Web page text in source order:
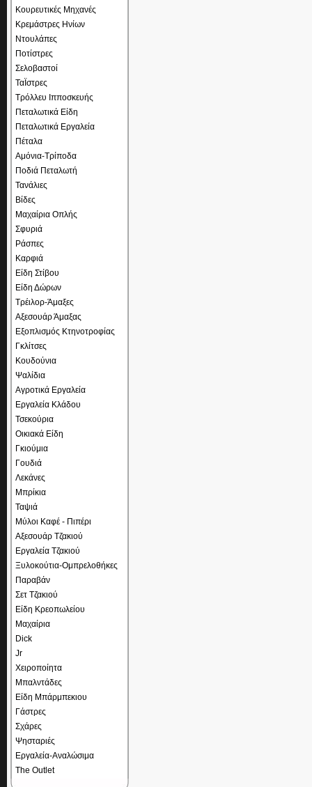
Κουρευτικές Μηχανές
Κρεμάστρες Ηνίων
Ντουλάπες
Ποτίστρες
Σελοβαστοί
ΤαΪστρες
Τρόλλευ Ιπποσκευής
Πεταλωτικά Είδη
Πεταλωτικά Εργαλεία
Πέταλα
Αμόνια-Τρίποδα
Ποδιά Πεταλωτή
Τανάλιες
Βίδες
Μαχαίρια Οπλής
Σφυριά
Ράσπες
Καρφιά
Είδη Στίβου
Είδη Δώρων
Τρέιλορ-Άμαξες
Αξεσουάρ Άμαξας
Εξοπλισμός Κτηνοτροφίας
Γκλίτσες
Κουδούνια
Ψαλίδια
Αγροτικά Εργαλεία
Εργαλεία Κλάδου
Τσεκούρια
Οικιακά Είδη
Γκιούμια
Γουδιά
Λεκάνες
Μπρίκια
Ταψιά
Μύλοι Καφέ - Πιπέρι
Αξεσουάρ Τζακιού
Εργαλεία Τζακιού
Ξυλοκούτια-Ομπρελοθήκες
Παραβάν
Σετ Τζακιού
Είδη Κρεοπωλείου
Μαχαίρια
Dick
Jr
Χειροποίητα
Μπαλντάδες
Είδη Μπάρμπεκιου
Γάστρες
Σχάρες
Ψησταριές
Εργαλεία-Αναλώσιμα
The Outlet